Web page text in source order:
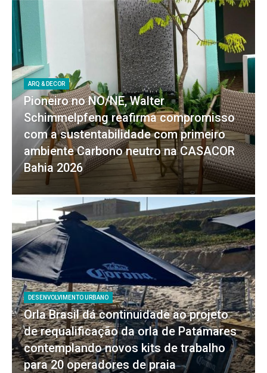
ARQ & DECOR
Pioneiro no NO/NE, Walter
Schimmelpfeng reafirma compromisso
com a sustentabilidade com primeiro
ambiente Carbono neutro na CASACOR
Bahia 2026
DESENVOLVIMENTO URBANO
Orla Brasil dá continuidade ao projeto
de requalificação da orla de Patamares
contemplando novos kits de trabalho
para 20 operadores de praia